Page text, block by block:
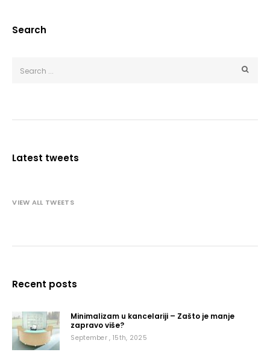
Search
Latest tweets
VIEW ALL TWEETS
Recent posts
Minimalizam u kancelariji – Zašto je manje
zapravo više?
September , 15th, 2025